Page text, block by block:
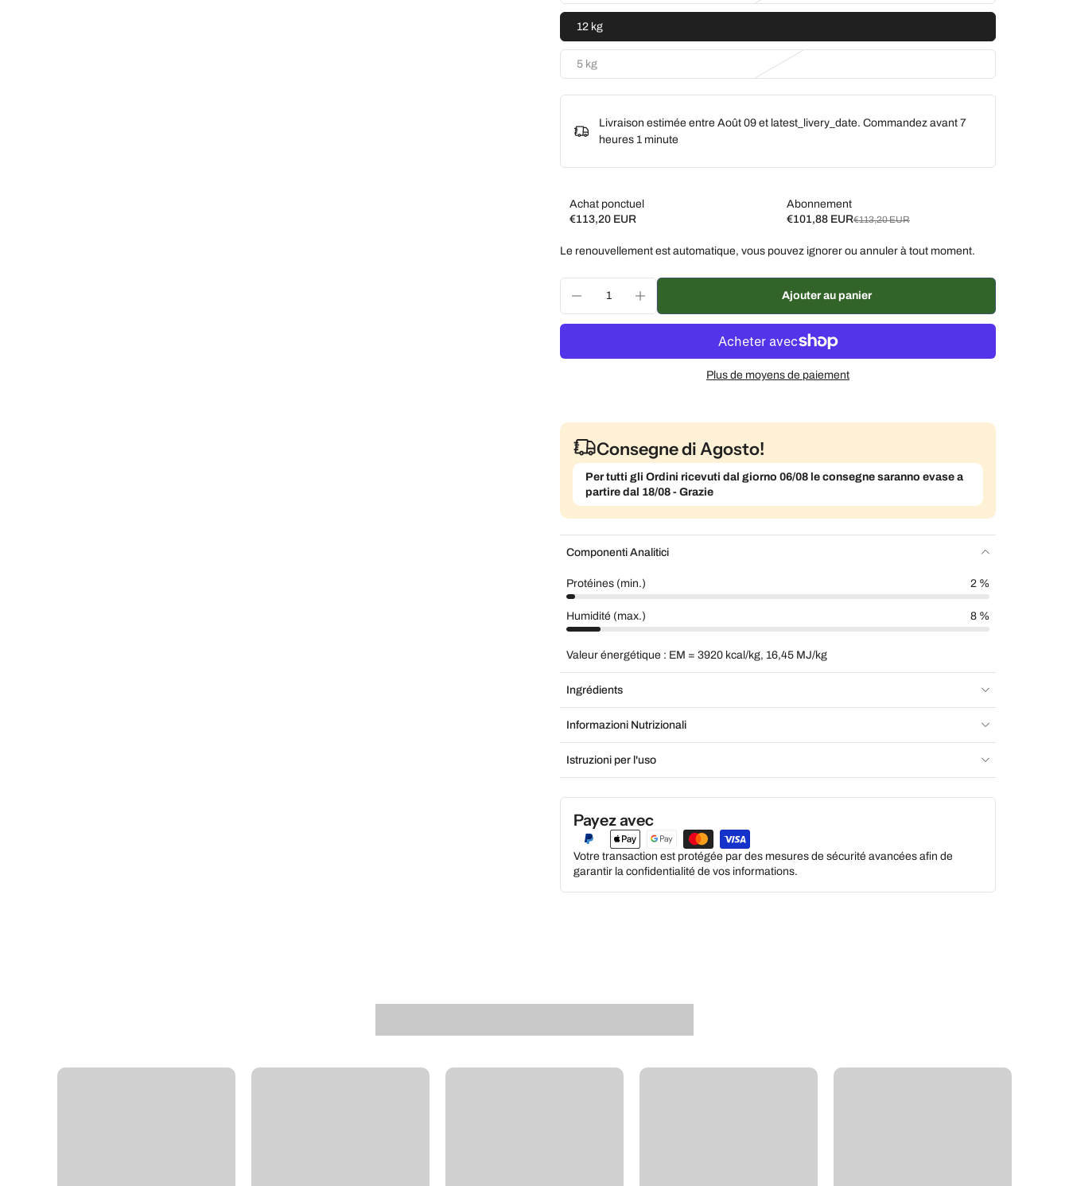
12 kg
5 kg
Livraison estimée entre Août 09 et latest_livery_date. Commandez avant 7
heures 1 minute
Achat ponctuel
€113,20 EUR
Abonnement
€101,88 EUR€113,20 EUR
Subscribe and save
Livrez chaque mois, 5 % de réduction
Le renouvellement est automatique, vous pouvez ignorer ou annuler à tout moment.
Ajouter au panier
Plus de moyens de paiement
Consegne di Agosto!
Per tutti gli Ordini ricevuti dal giorno 06/08 le consegne saranno evase a
partire dal 18/08 - Grazie
Componenti Analitici
Protéines (min.) 2 %
Humidité (max.) 8 %
Valeur énergétique : EM = 3920 kcal/kg, 16,45 MJ/kg
Ingrédients
Informazioni Nutrizionali
Istruzioni per l'uso
Payez avec
Votre transaction est protégée par des mesures de sécurité avancées afin de
garantir la confidentialité de vos informations.